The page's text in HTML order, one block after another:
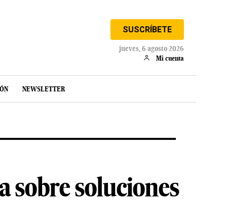
SUSCRÍBETE
jueves, 6 agosto 2026
Mi cuenta
NEWSLETTER
sobre soluciones